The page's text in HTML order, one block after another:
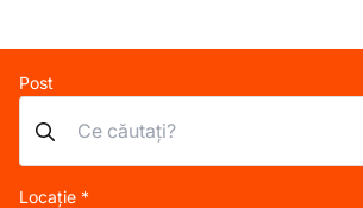
Post
Locație *